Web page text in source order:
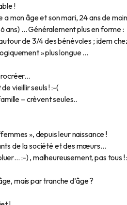
!
mon âge et son mari, 24 ans de
ans) … Généralement plus en forme :
de 3/4 des bénévoles ; idem
» plus longue …
vieillir seuls ! :-(
– crèvent seules..
», depuis leur naissance !
de la société et des mœurs…
:-) , malheureusement, pas tous !
mais par tranche d’âge ?